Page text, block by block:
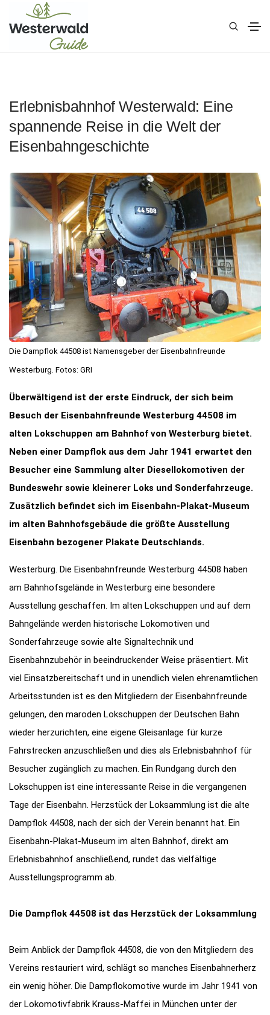
Erlebnisbahnhof Westerwald: Eine
spannende Reise in die Welt der
Eisenbahngeschichte
Die Dampflok 44508 ist Namensgeber der Eisenbahnfreunde
Westerburg. Fotos: GRI
Überwältigend ist der erste Eindruck, der sich beim
Besuch der Eisenbahnfreunde Westerburg 44508 im
alten Lokschuppen am Bahnhof von Westerburg bietet.
Neben einer Dampflok aus dem Jahr 1941 erwartet den
Besucher eine Sammlung alter Diesellokomotiven der
Bundeswehr sowie kleinerer Loks und Sonderfahrzeuge.
Zusätzlich befindet sich im Eisenbahn-Plakat-Museum
im alten Bahnhofsgebäude die größte Ausstellung
Eisenbahn bezogener Plakate Deutschlands.
Westerburg. Die Eisenbahnfreunde Westerburg 44508 haben
am Bahnhofsgelände in Westerburg eine besondere
Ausstellung geschaffen. Im alten Lokschuppen und auf dem
Bahngelände werden historische Lokomotiven und
Sonderfahrzeuge sowie alte Signaltechnik und
Eisenbahnzubehör in beeindruckender Weise präsentiert. Mit
viel Einsatzbereitschaft und in unendlich vielen ehrenamtlichen
Arbeitsstunden ist es den Mitgliedern der Eisenbahnfreunde
gelungen, den maroden Lokschuppen der Deutschen Bahn
wieder herzurichten, eine eigene Gleisanlage für kurze
Fahrstrecken anzuschließen und dies als Erlebnisbahnhof für
Besucher zugänglich zu machen. Ein Rundgang durch den
Lokschuppen ist eine interessante Reise in die vergangenen
Tage der Eisenbahn. Herzstück der Loksammlung ist die alte
Dampflok 44508, nach der sich der Verein benannt hat. Ein
Eisenbahn-Plakat-Museum im alten Bahnhof, direkt am
Erlebnisbahnhof anschließend, rundet das vielfältige
Ausstellungsprogramm ab.
Die Dampflok 44508 ist das Herzstück der Loksammlung
Beim Anblick der Dampflok 44508, die von den Mitgliedern des
Vereins restauriert wird, schlägt so manches Eisenbahnerherz
ein wenig höher. Die Dampflokomotive wurde im Jahr 1941 von
der Lokomotivfabrik Krauss-Maffei in München unter der